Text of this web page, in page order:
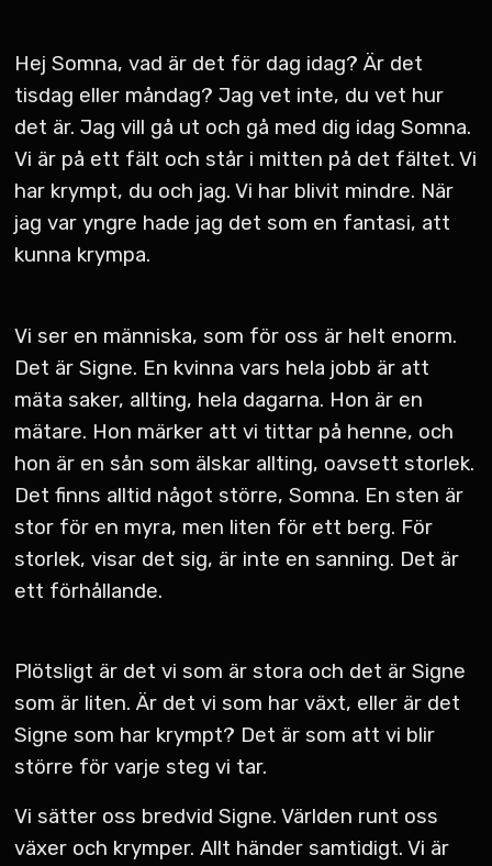
Hej Somna, vad är det för dag idag? Är det
tisdag eller måndag? Jag vet inte, du vet hur
det är. Jag vill gå ut och gå med dig idag Somna.
Vi är på ett fält och står i mitten på det fältet. Vi
har krympt, du och jag. Vi har blivit mindre. När
jag var yngre hade jag det som en fantasi, att
kunna krympa.
Vi ser en människa, som för oss är helt enorm.
Det är Signe. En kvinna vars hela jobb är att
mäta saker, allting, hela dagarna. Hon är en
mätare. Hon märker att vi tittar på henne, och
hon är en sån som älskar allting, oavsett storlek.
Det finns alltid något större, Somna. En sten är
stor för en myra, men liten för ett berg. För
storlek, visar det sig, är inte en sanning. Det är
ett förhållande.
Plötsligt är det vi som är stora och det är Signe
som är liten. Är det vi som har växt, eller är det
Signe som har krympt? Det är som att vi blir
större för varje steg vi tar.
Vi sätter oss bredvid Signe. Världen runt oss
växer och krymper. Allt händer samtidigt. Vi är